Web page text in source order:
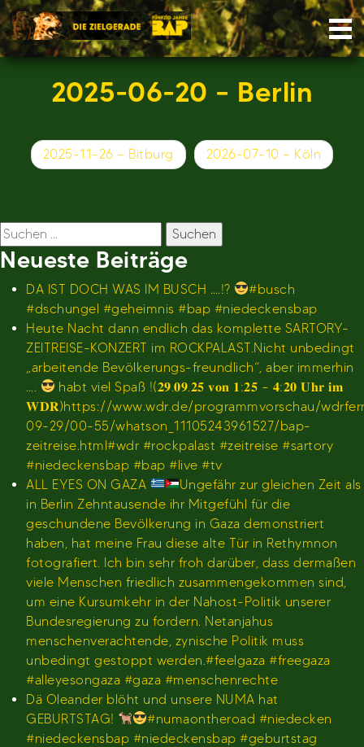
Skip
to
content
2025-06-20 – Berlin
Beitragsnavigation
2025-11-26 – Bitburg 2026-07-10 – Köln
Suchen
nach:
Neueste Beiträge
DA IST DOCH WAS IM BUSCH ….!?
#busch
#dschungel #geheimnis #bap #niedeckensbap
Heute Nacht dann endlich das komplette SARTORY-
ZEITREISE-KONZERT im ROCKPALAST.Nicht unbedingt
„arbeitende Bevölkerungs-freundlich“, aber immerhin
….
habt viel Spaß !(𝟐𝟗.𝟎𝟗.𝟐𝟓 𝐯𝐨𝐧 𝟏:𝟐𝟓 – 𝟒:𝟐𝟎 𝐔𝐡𝐫 𝐢𝐦
𝐖𝐃𝐑)https://www.wdr.de/programmvorschau/
09-29/00-55/whatson_11105243961527/bap-
zeitreise.html#wdr #rockpalast #zeitreise #sartory
#niedeckensbap #bap #live #tv
ALL EYES ON GAZA
Ungefähr zur gleichen Zeit als
in Berlin Zehntausende ihr Mitgefühl für die
geschundene Bevölkerung in Gaza demonstriert
haben, hat meine Frau diese alte Tür in Rethymnon
fotografiert. Ich bin sehr froh darüber, dass dermaßen
viele Menschen friedlich zusammengekommen sind,
um eine Kursumkehr in der Nahost-Politik unserer
Bundesregierung zu fordern. Netanjahus
menschenverachtende, zynische Politik muss
unbedingt gestoppt werden.#feelgaza #freegaza
#alleyesongaza #gaza #menschenrechte
Dä Oleander blöht und unsere NUMA hat
GEBURTSTAG!
#numaontheroad #niedecken
#niedeckensbap #niedeckensbap #geburtstag